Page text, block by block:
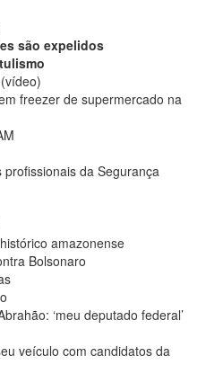
são expelidos
freezer de supermercado na
da Segurança
amazonense
Bolsonaro
‘meu deputado federal’
veículo com candidatos da